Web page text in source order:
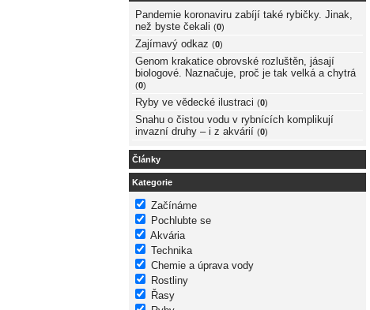
Pandemie koronaviru zabíjí také rybičky. Jinak,
než byste čekali (0)
Zajímavý odkaz (0)
Genom krakatice obrovské rozluštěn, jásají
biologové. Naznačuje, proč je tak velká a chytrá
(0)
Ryby ve vědecké ilustraci (0)
Snahu o čistou vodu v rybnících komplikují
invazní druhy – i z akvárií (0)
Články
Kategorie
Začínáme
Pochlubte se
Akvária
Technika
Chemie a úprava vody
Rostliny
Řasy